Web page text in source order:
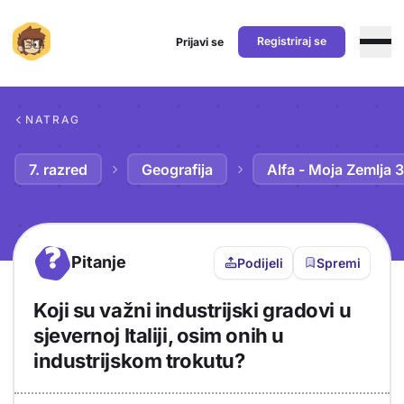
Prijavi se Registriraj se
NATRAG
7. razred Geografija Alfa - Moja Zemlja 3
? Pitanje Podijeli Spremi
Koji su važni industrijski gradovi u
sjevernoj Italiji, osim onih u
industrijskom trokutu?